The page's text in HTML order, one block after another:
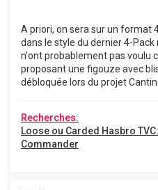
A priori, on sera sur un format
dans le style du dernier 4-
n'ont probablement pas voulu
proposant une figouze avec
débloquée lors du projet
Recherches:
Loose ou Carded Hasbro
Commander